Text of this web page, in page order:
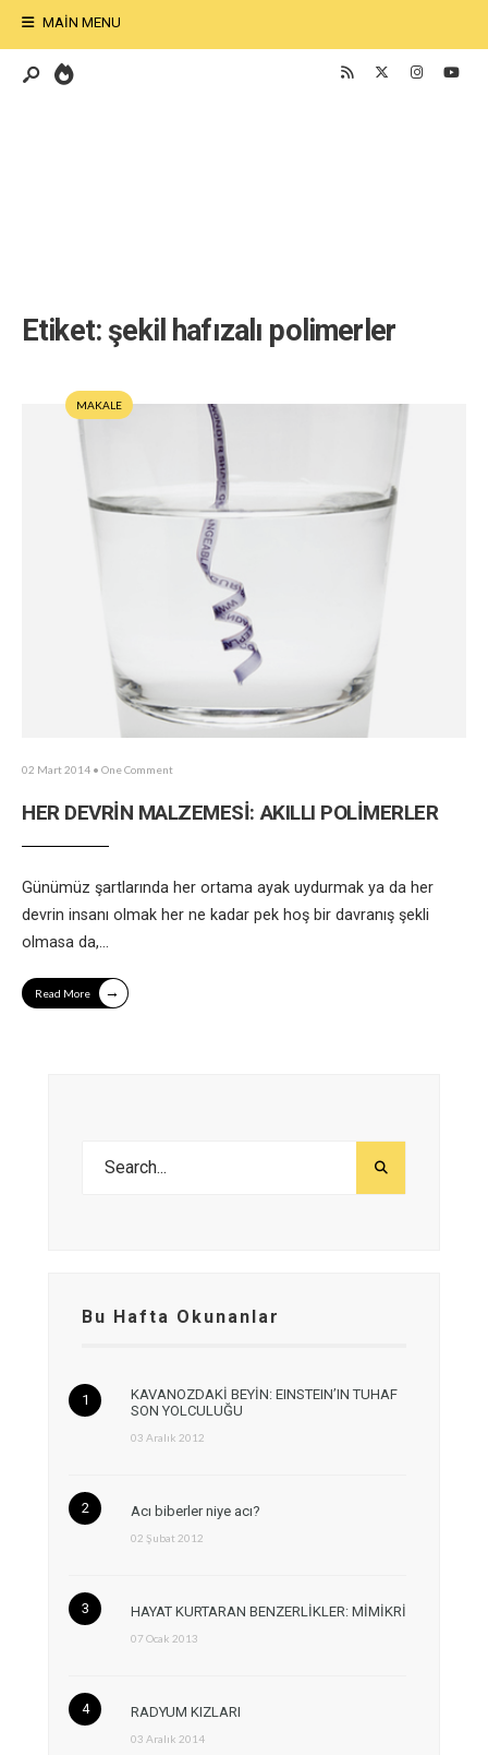
MAIN MENU
Etiket:şekil hafızalı polimerler
MAKALE
02 Mart 2014 • One Comment
HER DEVRİN MALZEMESİ: AKILLI POLİMERLER
Günümüz şartlarında her ortama ayak uydurmak ya da her
devrin insanı olmak her ne kadar pek hoş bir davranış şekli
olmasa da,...
Read More →
Bu Hafta Okunanlar
KAVANOZDAKİ BEYİN: EINSTEIN’IN TUHAF
SON YOLCULUĞU
03 Aralık 2012
Acı biberler niye acı?
02 Şubat 2012
HAYAT KURTARAN BENZERLİKLER: MİMİKRİ
07 Ocak 2013
RADYUM KIZLARI
03 Aralık 2014